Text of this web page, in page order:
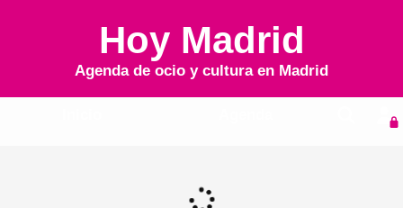
Hoy Madrid
Agenda de ocio y cultura en Madrid